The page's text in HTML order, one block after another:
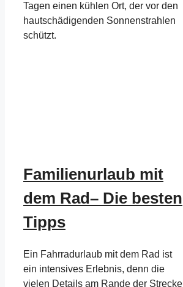
Tagen einen kühlen Ort, der vor den
hautschädigenden Sonnenstrahlen
schützt.
Familienurlaub mit
dem Rad– Die besten
Tipps
Ein Fahrradurlaub mit dem Rad ist
ein intensives Erlebnis, denn die
vielen Details am Rande der Strecke